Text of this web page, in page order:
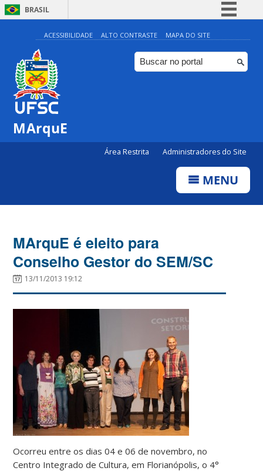
BRASIL
Simplifique!
Comunica BR
Participe
ACESSIBILIDADE ALTO CONTRASTE MAPA DO SITE
MArquE
Área Restrita Administradores do Site
MENU
MArquE é eleito para
Conselho Gestor do SEM/SC
13/11/2013 19:12
Ocorreu entre os dias 04 e 06 de novembro, no
Centro Integrado de Cultura, em Florianópolis, o 4°